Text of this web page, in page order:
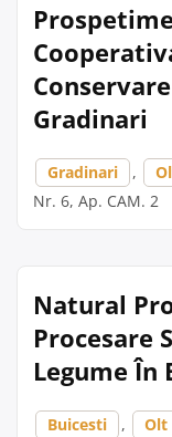
Gradinari
Gradinari ,
Nr. 6, Ap. CAM. 2
Natural
Procesare
Legume În
Buicesti , Olt